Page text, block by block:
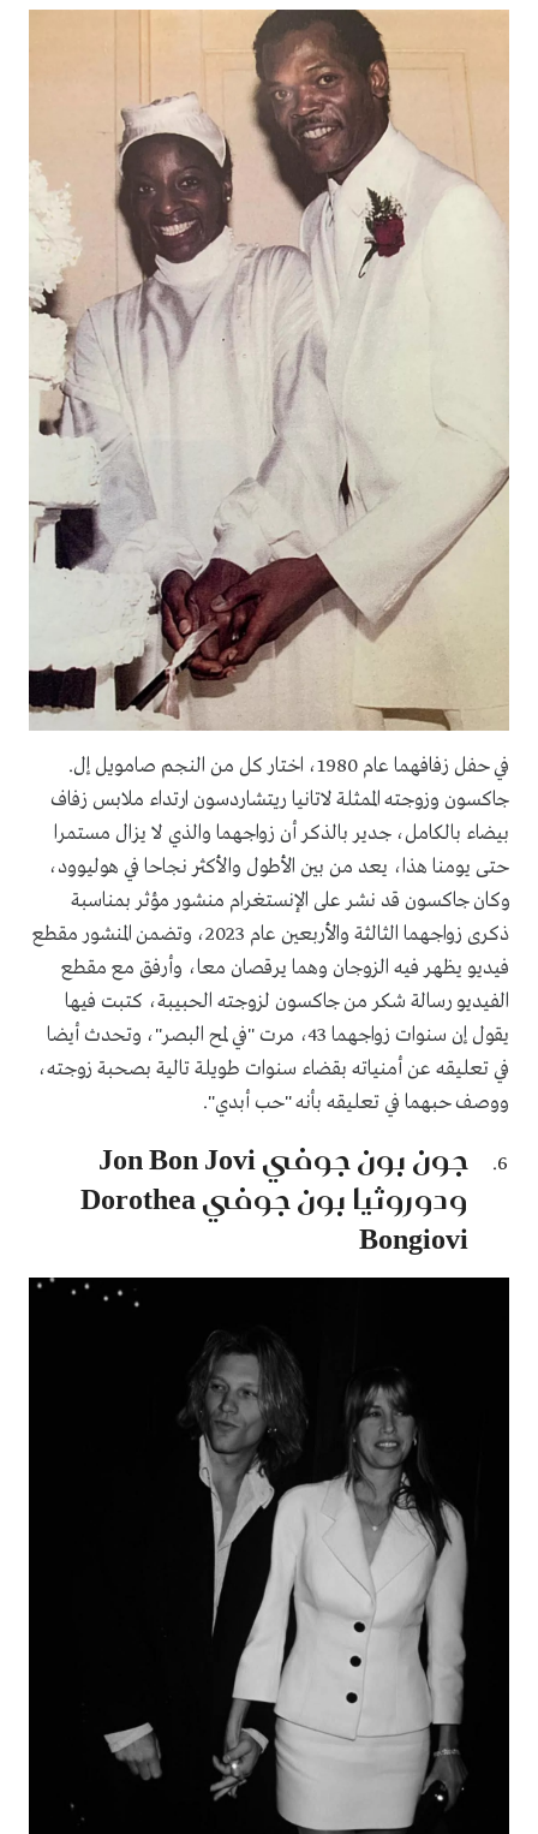
في حفل زفافهما عام 1980، اختار كل من النجم صامويل إل.
جاكسون وزوجته الممثلة لاتانيا ريتشاردسون ارتداء ملابس زفاف
بيضاء بالكامل، جدير بالذكر أن زواجهما والذي لا يزال مستمرا
حتى يومنا هذا، يعد من بين الأطول والأكثر نجاحا في هوليوود،
وكان جاكسون قد نشر على الإنستغرام منشور مؤثر بمناسبة
ذكرى زواجهما الثالثة والأربعين عام 2023، وتضمن المنشور مقطع
فيديو يظهر فيه الزوجان وهما يرقصان معا، وأرفق مع مقطع
الفيديو رسالة شكر من جاكسون لزوجته الحبيبة، كتبت فيها
يقول إن سنوات زواجهما 43، مرت "في لمح البصر"، وتحدث أيضا
في تعليقه عن أمنياته بقضاء سنوات طويلة تالية بصحبة زوجته،
ووصف حبهما في تعليقه بأنه "حب أبدي".
جون بون جوفي Jon Bon Jovi
ودوروثيا بون جوفي Dorothea
Bongiovi